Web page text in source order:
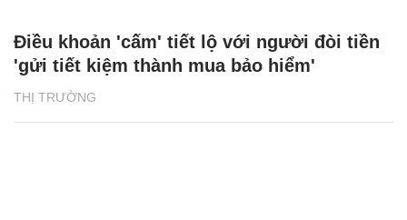
THỊ TRƯỜNG
Điều khoản 'cấm' tiết lộ với người đòi tiền
'gửi tiết kiệm thành mua bảo hiểm'